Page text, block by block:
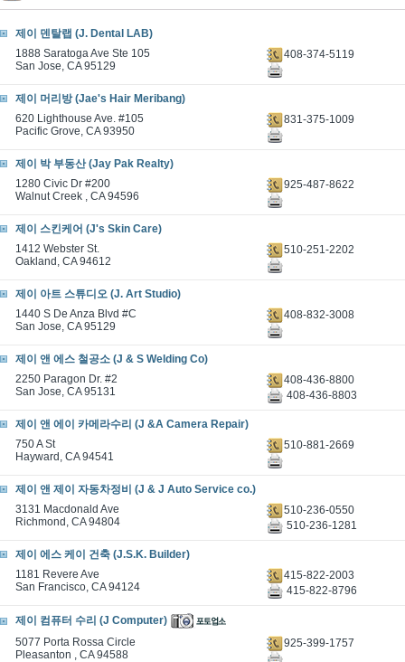
제이 덴탈랩 (J. Dental LAB)
1888 Saratoga Ave Ste 105
San Jose, CA 95129
408-374-5119
제이 머리방 (Jae's Hair Meribang)
620 Lighthouse Ave. #105
Pacific Grove, CA 93950
831-375-1009
제이 박 부동산 (Jay Pak Realty)
1280 Civic Dr #200
Walnut Creek , CA 94596
925-487-8622
제이 스킨케어 (J's Skin Care)
1412 Webster St.
Oakland, CA 94612
510-251-2202
제이 아트 스튜디오 (J. Art Studio)
1440 S De Anza Blvd #C
San Jose, CA 95129
408-832-3008
제이 앤 에스 철공소 (J & S Welding Co)
2250 Paragon Dr. #2
San Jose, CA 95131
408-436-8800
408-436-8803
제이 앤 에이 카메라수리 (J &A Camera Repair)
750 A St
Hayward, CA 94541
510-881-2669
제이 앤 제이 자동차정비 (J & J Auto Service co.)
3131 Macdonald Ave
Richmond, CA 94804
510-236-0550
510-236-1281
제이 에스 케이 건축 (J.S.K. Builder)
1181 Revere Ave
San Francisco, CA 94124
415-822-2003
415-822-8796
제이 컴퓨터 수리 (J Computer)
5077 Porta Rossa Circle
Pleasanton , CA 94588
925-399-1757